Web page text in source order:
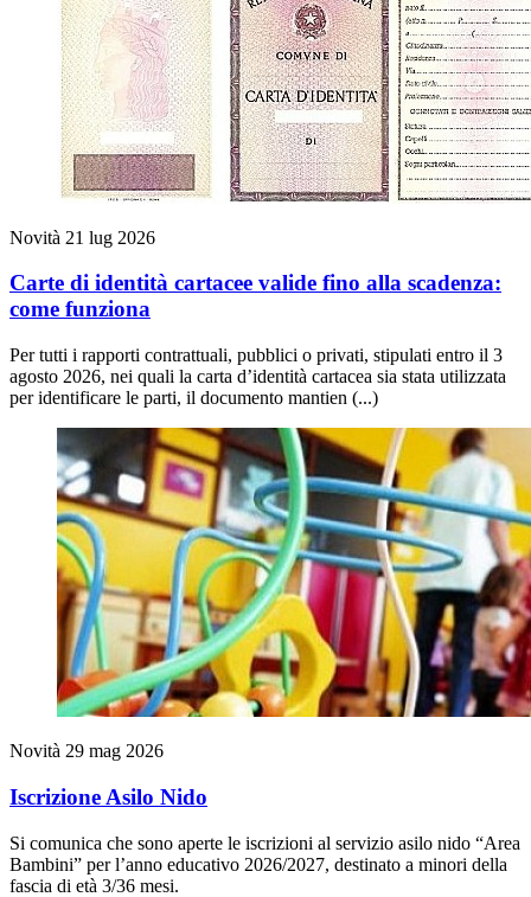
Novità 21 lug 2026
Carte di identità cartacee valide fino alla scadenza:
come funziona
Per tutti i rapporti contrattuali, pubblici o privati, stipulati entro il 3
agosto 2026, nei quali la carta d’identità cartacea sia stata utilizzata
per identificare le parti, il documento mantien (...)
Novità 29 mag 2026
Iscrizione Asilo Nido
Si comunica che sono aperte le iscrizioni al servizio asilo nido “Area
Bambini” per l’anno educativo 2026/2027, destinato a minori della
fascia di età 3/36 mesi.